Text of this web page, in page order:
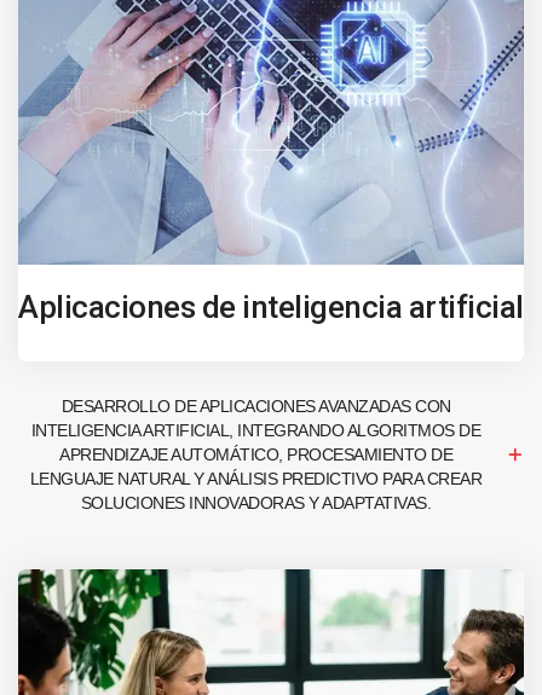
Aplicaciones de inteligencia artificial
DESARROLLO DE APLICACIONES AVANZADAS CON
INTELIGENCIA ARTIFICIAL, INTEGRANDO ALGORITMOS DE
APRENDIZAJE AUTOMÁTICO, PROCESAMIENTO DE
LENGUAJE NATURAL Y ANÁLISIS PREDICTIVO PARA CREAR
SOLUCIONES INNOVADORAS Y ADAPTATIVAS.